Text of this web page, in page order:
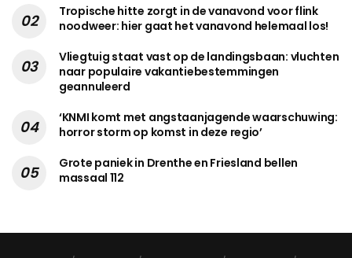
Tropische hitte zorgt in de vanavond voor flink
noodweer: hier gaat het vanavond helemaal los!
Vliegtuig staat vast op de landingsbaan: vluchten
naar populaire vakantiebestemmingen
geannuleerd
‘KNMI komt met angstaanjagende waarschuwing:
horror storm op komst in deze regio’
Grote paniek in Drenthe en Friesland bellen
massaal 112